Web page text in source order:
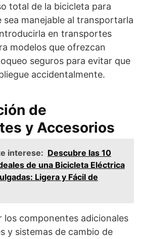
total de la bicicleta para
sea manejable al transportarla
en transportes
modelos que ofrezcan
seguros para evitar que
accidentalmente.
de
y Accesorios
interese: Descubre las 10
de una Bicicleta Eléctrica
Ligera y Fácil de
los componentes adicionales
y sistemas de cambio de